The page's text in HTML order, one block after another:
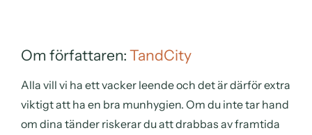
Om författaren:TandCity
Alla vill vi ha ett vacker leende och det är därför extra
viktigt att ha en bra munhygien. Om du inte tar hand
om dina tänder riskerar du att drabbas av framtida